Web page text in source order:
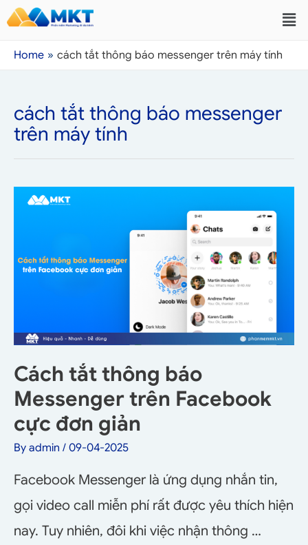
Home cách tắt thông báo messenger trên máy tính
cách tắt thông báo messenger
trên máy tính
Cách tắt thông báo
Messenger trên Facebook
cực đơn giản
By admin / 09-04-2025
Facebook Messenger là ứng dụng nhắn tin,
gọi video call miễn phí rất được yêu thích hiện
nay. Tuy nhiên, đôi khi việc nhận thông …